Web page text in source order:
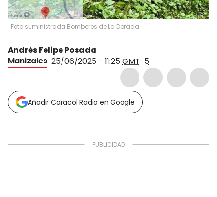
Foto suministrada Bomberos de La Dorada
Andrés Felipe Posada
Manizales 25/06/2025 - 11:25GMT-5
Añadir Caracol Radio en Google